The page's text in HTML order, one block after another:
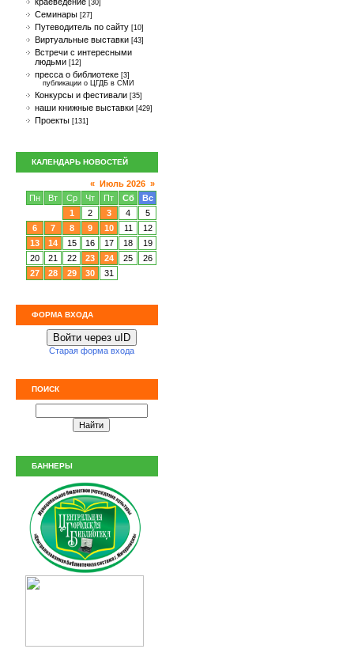
[30]
Семинары [27]
Путеводитель по сайту [10]
Виртуальные выставки [43]
Встречи с интересными
людьми [12]
пресса о библиотеке [3]
публикации о ЦГДБ в СМИ
Конкурсы и фестивали [35]
наши книжные выставки [429]
Проекты [131]
КАЛЕНДАРЬ НОВОСТЕЙ
« Июль 2026 »
Пн
Вт Ср Чт Пт Сб
Вс
1
2 3 4
5
6
7 8 9 10 11
12
13
14 15 16 17 18
19
20
21 22 23 24 25
26
27
28 29 30 31
ФОРМА ВХОДА
Войти через uID
Старая форма входа
ПОИСК
БАННЕРЫ